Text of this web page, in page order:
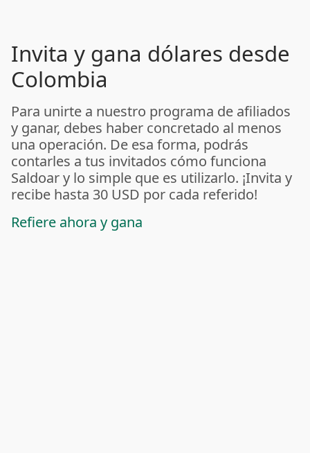
Invita y gana dólares desde
Colombia
Para unirte a nuestro programa de afiliados
y ganar, debes haber concretado al menos
una operación. De esa forma, podrás
contarles a tus invitados cómo funciona
Saldoar y lo simple que es utilizarlo. ¡Invita y
recibe hasta 30 USD por cada referido!
Refiere ahora y gana